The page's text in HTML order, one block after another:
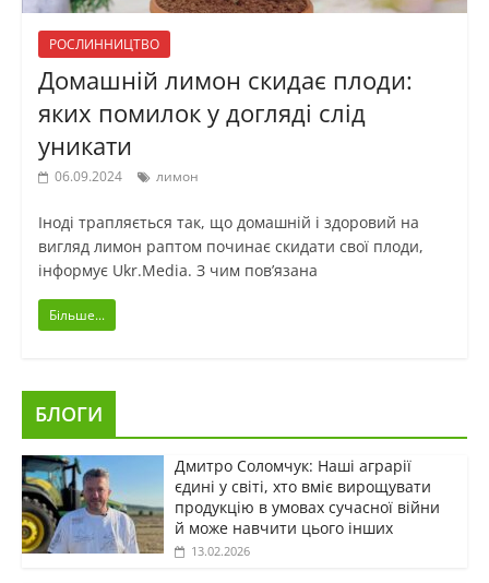
РОСЛИННИЦТВО
Домашній лимон скидає плоди:
яких помилок у догляді слід
уникати
06.09.2024 лимон
Іноді трапляється так, що домашній і здоровий на
вигляд лимон раптом починає скидати свої плоди,
інформує Ukr.Media. З чим пов’язана
Більше...
БЛОГИ
Дмитро Соломчук: Наші аграрії
єдині у світі, хто вміє вирощувати
продукцію в умовах сучасної війни
й може навчити цього інших
13.02.2026